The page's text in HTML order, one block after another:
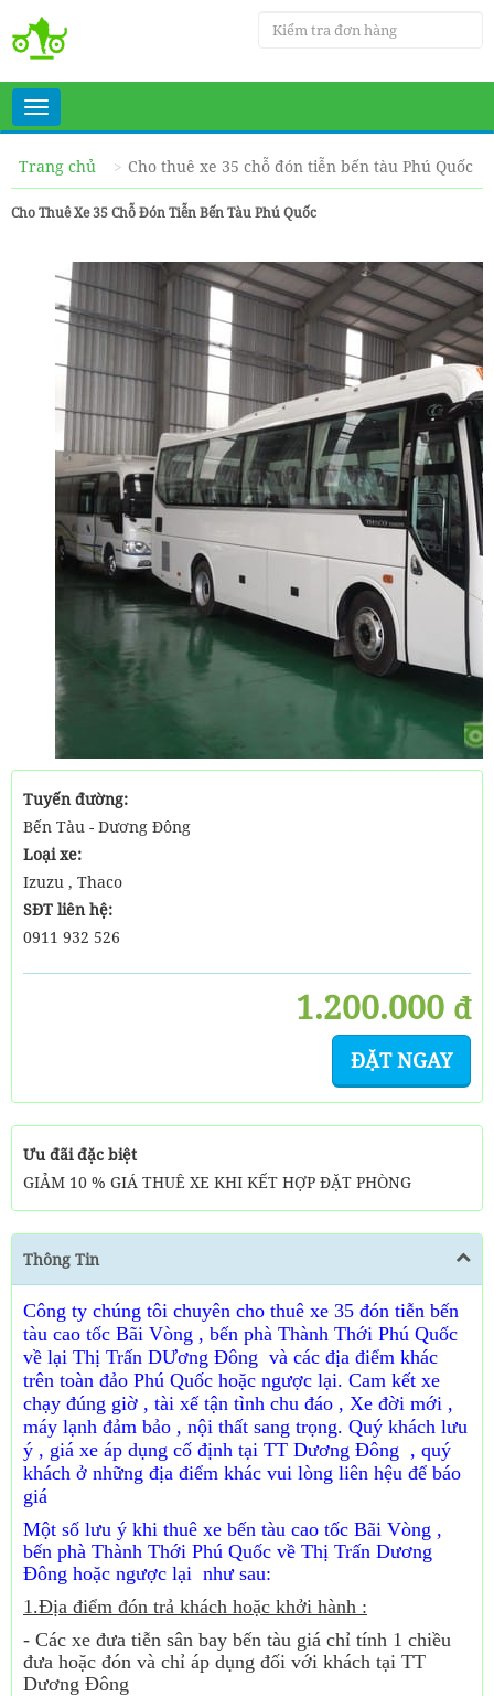
Toggle
navigation
Trang chủ
Cho thuê xe 35 chỗ đón tiễn bến tàu Phú Quốc
Cho Thuê Xe 35 Chỗ Đón Tiễn Bến Tàu Phú Quốc
Tuyến đường:
Bến Tàu - Dương Đông
Loại xe:
Izuzu , Thaco
SĐT liên hệ:
0911 932 526
1.200.000 đ
ĐẶT NGAY
Ưu đãi đặc biệt
GIẢM 10 % GIÁ THUÊ XE KHI KẾT HỢP ĐẶT PHÒNG
Thông Tin
Công ty chúng tôi chuyên cho thuê xe 35 đón tiễn bến
tàu cao tốc Bãi Vòng , bến phà Thành Thới Phú Quốc
về lại Thị Trấn DƯơng Đông và các địa điểm khác
trên toàn đảo Phú Quốc hoặc ngược lại. Cam kết xe
chạy đúng giờ , tài xế tận tình chu đáo , Xe đời mới ,
máy lạnh đảm bảo , nội thất sang trọng. Quý khách lưu
ý , giá xe áp dụng cố định tại TT Dương Đông , quý
khách ở những địa điểm khác vui lòng liên hệu để báo
giá
Một số lưu ý khi thuê xe bến tàu cao tốc Bãi Vòng ,
bến phà Thành Thới Phú Quốc về Thị Trấn Dương
Đông hoặc ngược lại như sau:
1.Địa điểm đón trả khách hoặc khởi hành :
- Các xe đưa tiễn sân bay bến tàu giá chỉ tính 1 chiều
đưa hoặc đón và chỉ áp dụng đối với khách tại TT
Dương Đông